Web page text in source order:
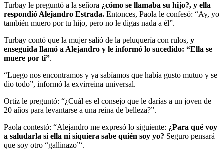
Turbay le preguntó a la señora ¿cómo se llamaba su hijo?, y ella
respondió Alejandro Estrada. Entonces, Paola le confesó: “Ay, yo
también muero por tu hijo, pero no le digas nada a él”.
Turbay contó que la mujer salió de la peluquería con rulos, y
enseguida llamó a Alejandro y le informó lo sucedido: “Ella se
muere por ti”.
“Luego nos encontramos y ya sabíamos que había gusto mutuo y se
dio todo”, informó la exvirreina universal.
Ortiz le preguntó: “¿Cuál es el consejo que le darías a un joven de
20 años para levantarse a una reina de belleza?”.
Paola contestó: “Alejandro me expresó lo siguiente: ¿Para qué voy
a saludarla si ella ni siquiera sabe quién soy yo? Seguro pensará
que soy otro “gallinazo”‘.